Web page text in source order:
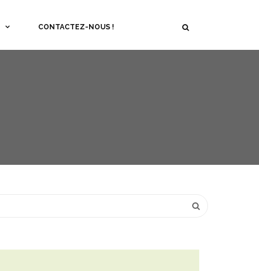
CONTACTEZ-NOUS !